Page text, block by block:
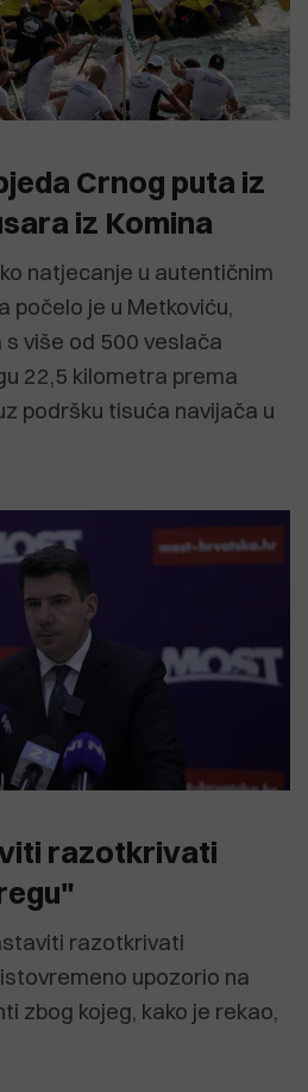
Crnog puta iz
iz Komina
natjecanje u autentičnim
počelo je u Metkoviću,
više od 500 veslača
22,5 kilometra prema
podršku tisuća navijača u
razotkrivati
razotkrivati
upozorio na
zbog kojeg, kako je rekao,